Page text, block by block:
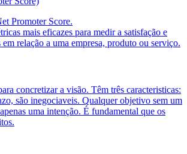
Promoter Score.
mais eficazes para medir a satisfação e
relação a uma empresa, produto ou serviço.
concretizar a visão. Têm três caracteristicas:
são inegociaveis. Qualquer objetivo sem um
uma intenção. É fundamental que os